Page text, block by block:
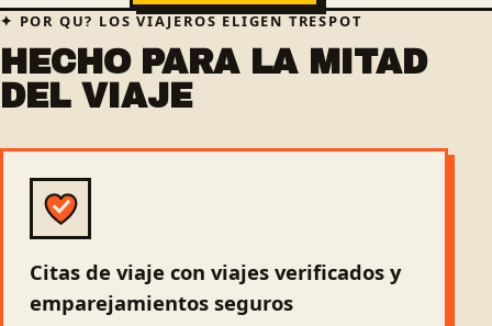
POR QU? LOS VIAJEROS ELIGEN TRESPOT
HECHO PARA LA MITAD
DEL VIAJE
Citas de viaje con viajes verificados y
emparejamientos seguros